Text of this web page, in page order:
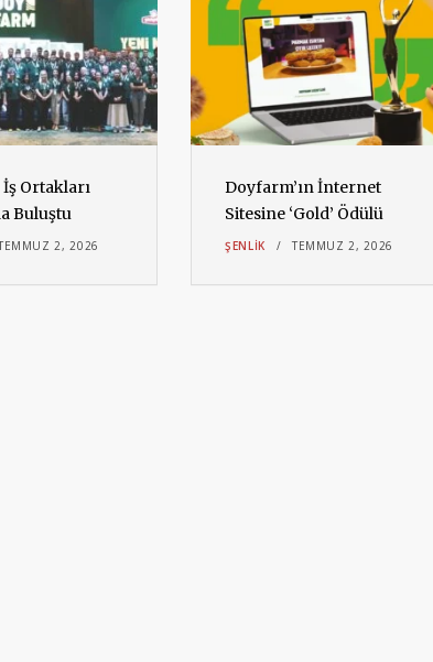
Ortakları
Buluştu
2, 2026
Doyfarm’ın İnternet
Sitesine ‘Gold’ Ödülü
ŞENLIK TEMMUZ 2, 2026